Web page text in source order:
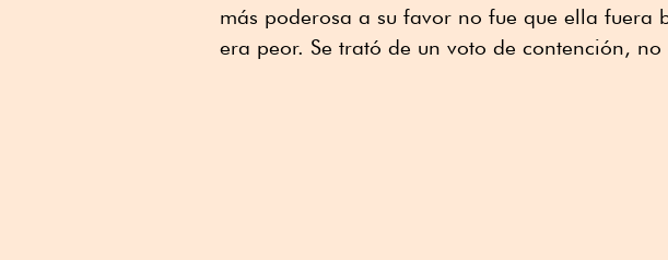
más poderosa a su favor no fue que ella fuera
era peor. Se trató de un voto de contención, no